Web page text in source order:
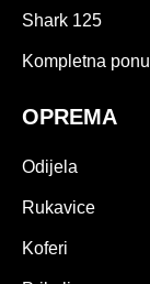
Shark 125
Kompletna
OPREMA
Odijela
Rukavice
Koferi